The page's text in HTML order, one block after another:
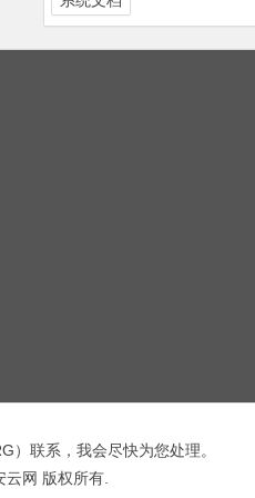
）联系，我会尽快为您处理。
网 版权所有.